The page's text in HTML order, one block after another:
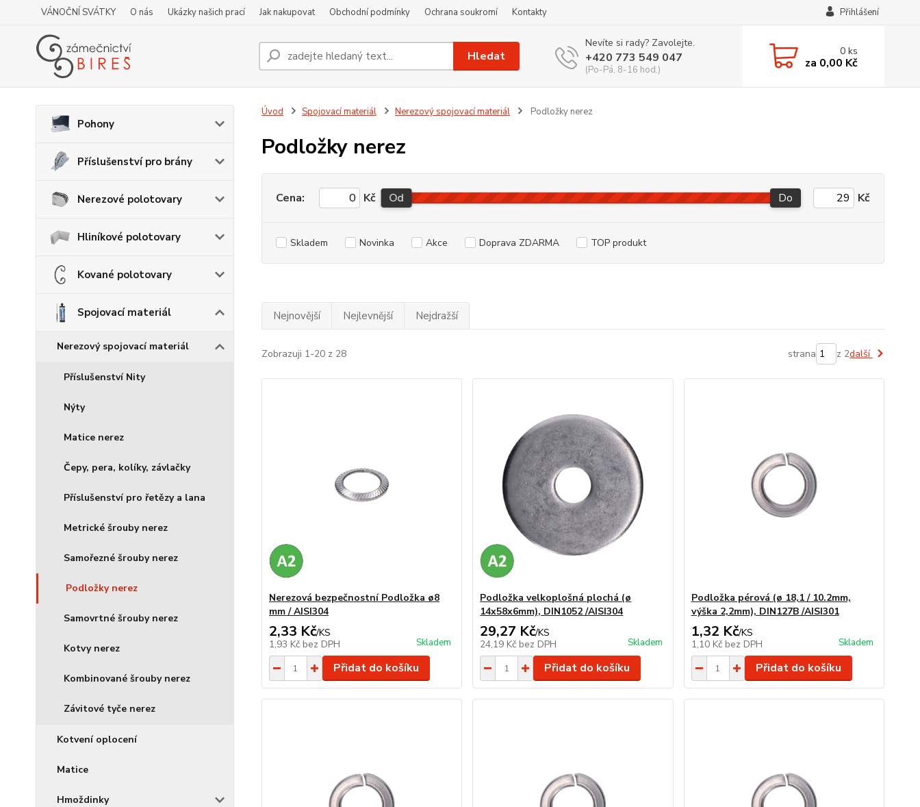
VÁNOČNÍ SVÁTKY O nás Ukázky našich prací Jak nakupovat Obchodní podmínky Ochrana soukromí Kontakty Přihlášení
Hledat
Nevíte si rady? Zavolejte.
+420 773 549 047
(Po-Pá, 8-16 hod.)
0ks
za 0,00 Kč
Pohony
Příslušenství pro brány
Nerezové polotovary
Hliníkové polotovary
Kované polotovary
Spojovací materiál
Nerezový spojovací materiál
Příslušenství Nity
Nýty
Matice nerez
Čepy, pera, kolíky, závlačky
Příslušenství pro řetězy a lana
Metrické šrouby nerez
Samořezné šrouby nerez
Podložky nerez
Samovrtné šrouby nerez
Kotvy nerez
Kombinované šrouby nerez
Závitové tyče nerez
Kotvení oplocení
Matice
Hmoždinky
Úvod Spojovací materiál Nerezový spojovací materiál Podložky nerez
Podložky nerez
Cena: Kč Od Do Kč
Skladem Novinka Akce Doprava ZDARMA TOP produkt
Nejnovější Nejlevnější Nejdražší
Zobrazuji 1-20 z 28 strana z 2další
Nerezová bezpečnostní Podložka ø8
mm / AISI304
2,33 Kč/KS
1,93 Kč bez DPH Skladem
Přidat do košíku
Podložka velkoplošná plochá (ø
14x58x6mm), DIN1052 /AISI304
29,27 Kč/KS
24,19 Kč bez DPH Skladem
Přidat do košíku
Podložka pérová (ø 18,1 / 10.2mm,
výška 2,2mm), DIN127B /AISI301
1,32 Kč/KS
1,10 Kč bez DPH Skladem
Přidat do košíku